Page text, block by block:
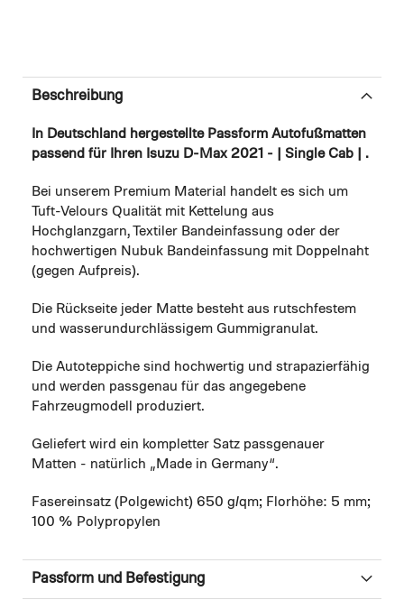
Beschreibung
In Deutschland hergestellte Passform Autofußmatten
passend für Ihren Isuzu D-Max 2021 - | Single Cab | .
Bei unserem Premium Material handelt es sich um
Tuft-Velours Qualität mit Kettelung aus
Hochglanzgarn, Textiler Bandeinfassung oder der
hochwertigen Nubuk Bandeinfassung mit Doppelnaht
(gegen Aufpreis).
Die Rückseite jeder Matte besteht aus rutschfestem
und wasserundurchlässigem Gummigranulat.
Die Autoteppiche sind hochwertig und strapazierfähig
und werden passgenau für das angegebene
Fahrzeugmodell produziert.
Geliefert wird ein kompletter Satz passgenauer
Matten - natürlich „Made in Germany“.
Fasereinsatz (Polgewicht) 650 g/qm; Florhöhe: 5 mm;
100 % Polypropylen
Passform und Befestigung